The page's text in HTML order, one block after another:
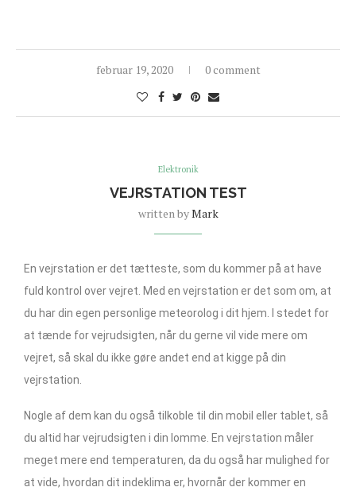
februar 19, 2020 0 comment
Elektronik
VEJRSTATION TEST
written byMark
En vejrstation er det tætteste, som du kommer på at have
fuld kontrol over vejret. Med en vejrstation er det som om, at
du har din egen personlige meteorolog i dit hjem. I stedet for
at tænde for vejrudsigten, når du gerne vil vide mere om
vejret, så skal du ikke gøre andet end at kigge på din
vejrstation.
Nogle af dem kan du også tilkoble til din mobil eller tablet, så
du altid har vejrudsigten i din lomme. En vejrstation måler
meget mere end temperaturen, da du også har mulighed for
at vide, hvordan dit indeklima er, hvornår der kommer en